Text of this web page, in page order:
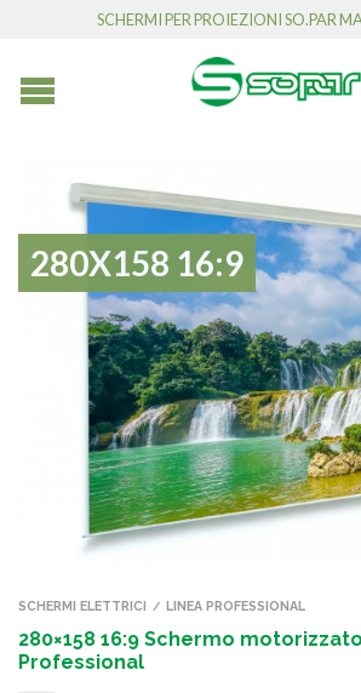
SCHERMI PER PROIEZIONI SO.PAR
280X158 16:9
SCHERMI ELETTRICI / LINEA PROFESSIONAL
280×158 16:9 Schermo
Professional